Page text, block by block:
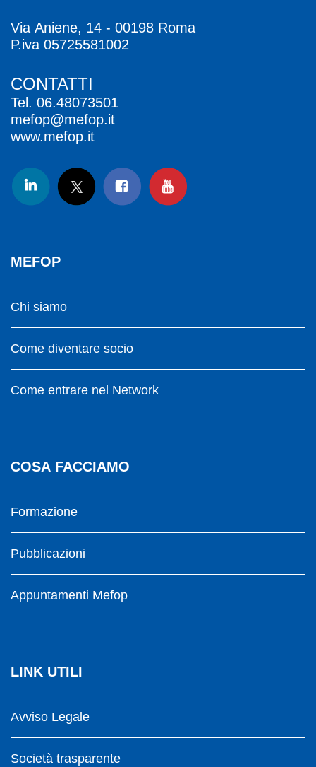
Via Aniene, 14 - 00198 Roma
P.iva 05725581002
CONTATTI
Tel. 06.48073501
mefop@mefop.it
www.mefop.it
MEFOP
Chi siamo
Come diventare socio
Come entrare nel Network
COSA FACCIAMO
Formazione
Pubblicazioni
Appuntamenti Mefop
LINK UTILI
Avviso Legale
Società trasparente